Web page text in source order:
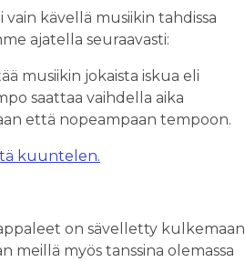
kävellä musiikin tahdissa
ajatella seuraavasti:
musiikin jokaista iskua eli
saattaa vaihdella aika
että nopeampaan tempoon.
kuuntelen.
on sävelletty kulkemaan
meillä myös tanssina olemassa